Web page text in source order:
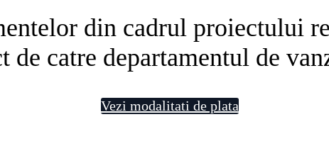
din cadrul proiectului
de catre departamentul de
Vezi modalitati de plata